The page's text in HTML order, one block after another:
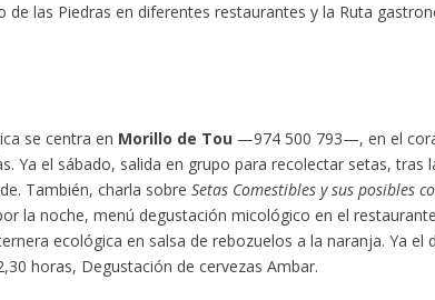
de las Piedras en diferentes restaurantes y la Ruta
se centra en Morillo de Tou —974 500 793—, en el
Ya el sábado, salida en grupo para recolectar setas, tras
También, charla sobreSetas Comestibles y sus posibles
la noche, menú degustación micológico en el
ecológica en salsa de rebozuelos a la naranja. Ya el
horas, Degustación de cervezas Ambar.